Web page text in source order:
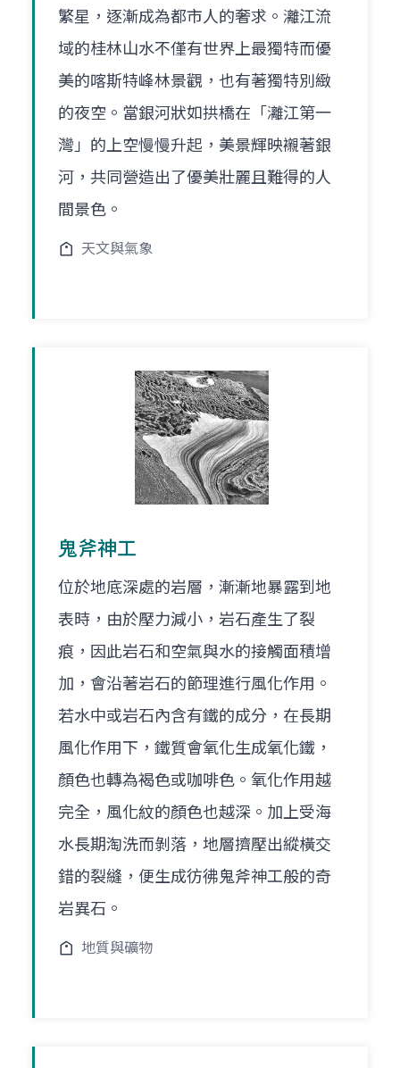
繁星，逐漸成為都市人的奢求。灕江流
域的桂林山水不僅有世界上最獨特而優
美的喀斯特峰林景觀，也有著獨特別緻
的夜空。當銀河狀如拱橋在「灕江第一
灣」的上空慢慢升起，美景輝映襯著銀
河，共同營造出了優美壯麗且難得的人
間景色。
天文與氣象
鬼斧神工
位於地底深處的岩層，漸漸地暴露到地
表時，由於壓力減小，岩石產生了裂
痕，因此岩石和空氣與水的接觸面積增
加，會沿著岩石的節理進行風化作用。
若水中或岩石內含有鐵的成分，在長期
風化作用下，鐵質會氧化生成氧化鐵，
顏色也轉為褐色或咖啡色。氧化作用越
完全，風化紋的顏色也越深。加上受海
水長期淘洗而剝落，地層擠壓出縱橫交
錯的裂縫，便生成彷彿鬼斧神工般的奇
岩異石。
地質與礦物